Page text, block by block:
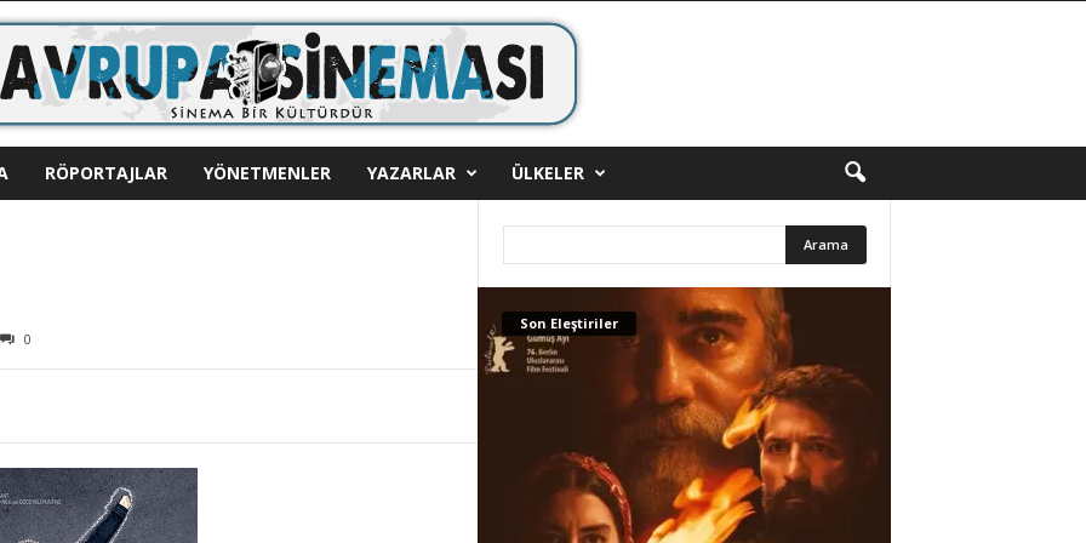
RÖPORTAJLAR YÖNETMENLER YAZARLAR ÜLKELER
0
Son Eleştiriler